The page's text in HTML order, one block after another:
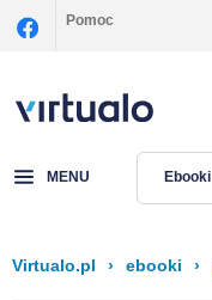
Pomoc
MENU Ebooki
Virtualo.pl › ebooki ›